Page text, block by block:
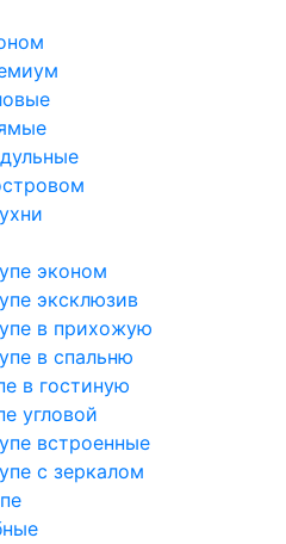
эконом
эксклюзив
в прихожую
в спальню
в гостиную
угловой
встроенные
с зеркалом